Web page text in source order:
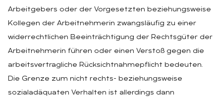
Arbeitgebers oder der Vorgesetzten beziehungsweise
Kollegen der Arbeitnehmerin zwangsläufig zu einer
widerrechtlichen Beeinträchtigung der Rechtsgüter der
Arbeitnehmerin führen oder einen Verstoß gegen die
arbeitsvertragliche Rücksichtnahmepflicht bedeuten.
Die Grenze zum nicht rechts- beziehungsweise
sozialadäquaten Verhalten ist allerdings dann